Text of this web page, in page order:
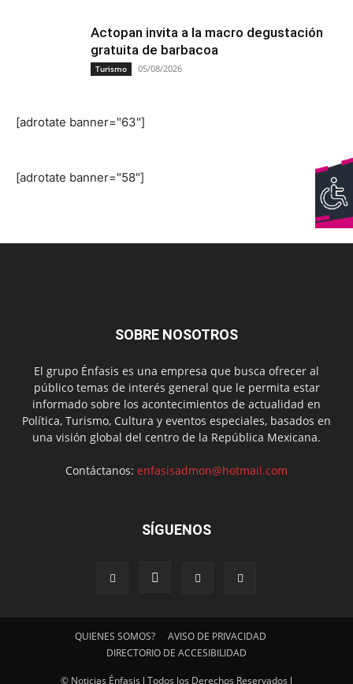
Actopan invita a la macro degustación
gratuita de barbacoa
Turismo 05/08/2026
[adrotate banner="63"]
[adrotate banner="58"]
SOBRE NOSOTROS
El grupo Énfasis es una empresa que busca ofrecer al
público temas de interés general que le permita estar
informado sobre los acontecimientos de actualidad en
Política, Turismo, Cultura y eventos especiales, basados en
una visión global del centro de la República Mexicana.
Contáctanos: enfasisadmon@hotmail.com
SÍGUENOS
QUIENES SOMOS?
AVISO DE PRIVACIDAD
DIRECTORIO DE ACCESIBILIDAD
© Noticias Énfasis l Todos los Derechos Reservados l